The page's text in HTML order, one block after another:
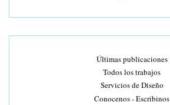
Últimas publicaciones
Todos los trabajos
Servicios de Diseño
Conocenos - Escribinos